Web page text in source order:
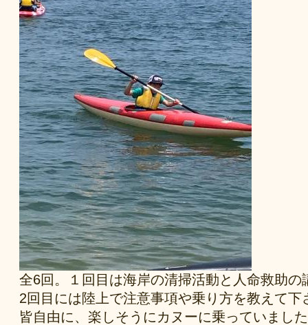
全6回。１回目は海岸の清掃活動と人命救助の
2回目には陸上で注意事項や乗り方を教えて下
皆自由に、楽しそうにカヌーに乗っていまし